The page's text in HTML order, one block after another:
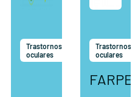
Trastornos
oculares
Trastornos
oculares
FARPE